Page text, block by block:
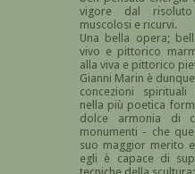
vigore dal
muscolosi e ricurvi.
Una bella opera;
vivo e pittorico
alla viva e pittorico
Gianni Marin è
concezioni
nella più poetica
dolce armonia di
monumenti - che
suo maggior merito
egli è capace di